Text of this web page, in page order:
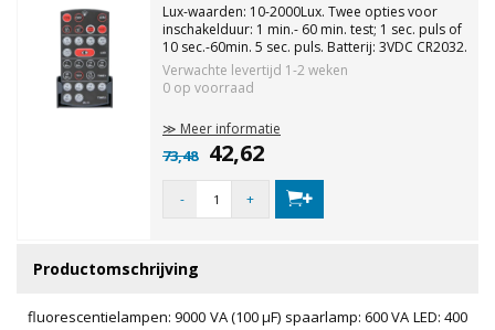
Lux-waarden: 10-2000Lux. Twee opties voor
inschakelduur: 1 min.- 60 min. test; 1 sec. puls of
10 sec.-60min. 5 sec. puls. Batterij: 3VDC CR2032.
IR-bereik: 10m. Alleen te gebruiken voor
aanwezigheidsmelders art.nrs. beginnend met
8278.
Verwachte levertijd 1-2 weken
0 op voorraad
≫ Meer informatie
73,48 42,62
- +
Productomschrijving
fluorescentielampen: 9000 VA (100 µF) spaarlamp: 600 VA LED: 400